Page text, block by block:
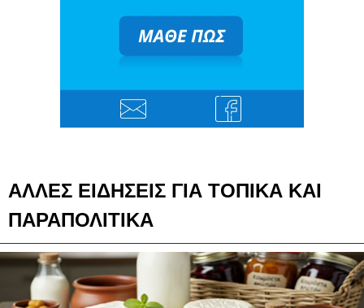
ΑΛΛΕΣ ΕΙΔΗΣΕΙΣ ΓΙΑ ΤΟΠΙΚΑ ΚΑΙ
ΠΑΡΑΠΟΛΙΤΙΚΑ